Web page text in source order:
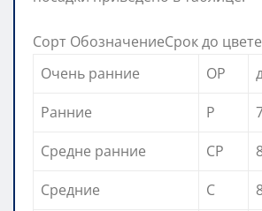
Сорт ОбозначениеСрок до
Очень ранние
ОР
Ранние
Р
Средне ранние
СР
Средние
С